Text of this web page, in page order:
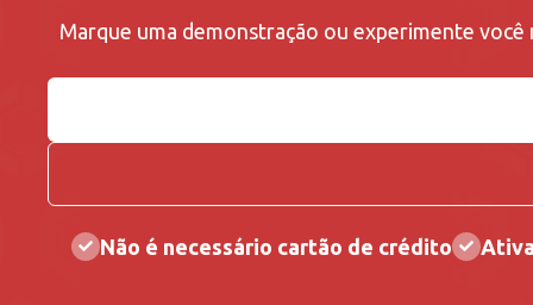
Marque uma demonstração ou experimente você
Não é necessário cartão de crédito